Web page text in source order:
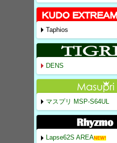
Taphios
DENS
マスプリ MSP-S64UL
Lapse62S AREANEW!